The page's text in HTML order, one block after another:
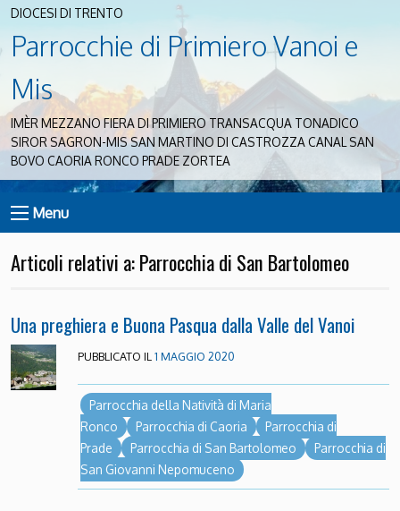
DIOCESI DI TRENTO
Parrocchie di Primiero Vanoi e
Mis
IMÈR MEZZANO FIERA DI PRIMIERO TRANSACQUA TONADICO
SIROR SAGRON-MIS SAN MARTINO DI CASTROZZA CANAL SAN
BOVO CAORIA RONCO PRADE ZORTEA
Menu
Articoli relativi a: Parrocchia di San Bartolomeo
Una preghiera e Buona Pasqua dalla Valle del Vanoi
PUBBLICATO IL1 MAGGIO 2020
Parrocchia della Natività di Maria
Ronco
Parrocchia di Caoria
Parrocchia di
Prade
Parrocchia di San Bartolomeo
Parrocchia di
San Giovanni Nepomuceno